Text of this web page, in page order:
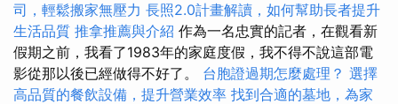
司，輕鬆搬家無壓力 長照2.0計畫解讀，如何幫助長者提升
生活品質 推拿推薦與介紹 作為一名忠實的記者，在觀看新
假期之前，我看了1983年的家庭度假，我不得不說這部電
影從那以後已經做得不好了。 台胞證過期怎麼處理？ 選擇
高品質的餐飲設備，提升營業效率 找到合適的墓地，為家